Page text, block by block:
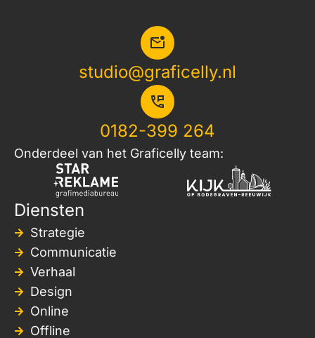
studio@graficelly.nl
0182-399 264
Onderdeel van het Graficelly team:
Diensten
Strategie
Communicatie
Verhaal
Design
Online
Offline